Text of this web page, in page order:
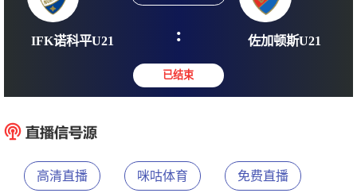
IFK诺科平U21
2026-06-03 19:00:00
: 佐加顿
高清直播 咪咕体育 免费直播